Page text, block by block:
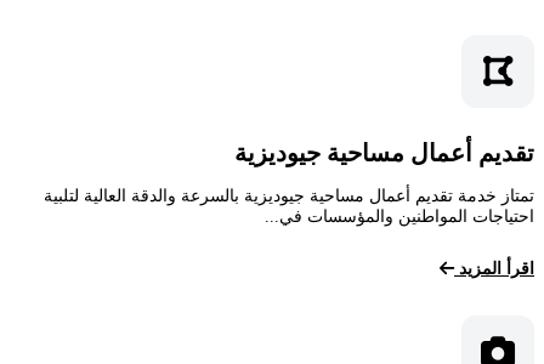
تقديم أعمال مساحية جيوديزية
تمتاز خدمة تقديم أعمال مساحية جيوديزية بالسرعة والدقة العالية لتلبية
احتياجات المواطنين والمؤسسات في...
اقرأ المزيد